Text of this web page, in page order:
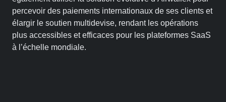
percevoir des paiements internationaux de ses clients et
élargir le soutien multidevise, rendant les opérations
plus accessibles et efficaces pour les plateformes SaaS
à l’échelle mondiale.